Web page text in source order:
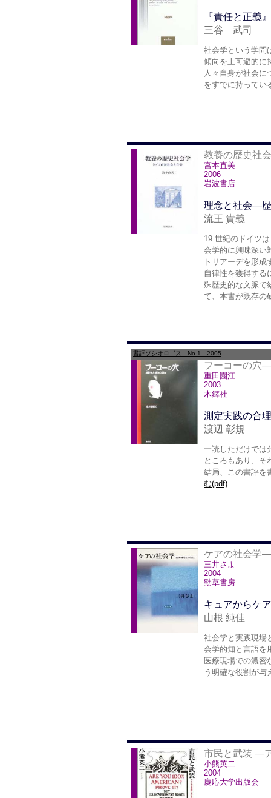
『責任と正
三谷 武司
社会学という学問
傾向を上可避的に
人々自身が社会に
をすでに持ってい
教養の歴史社
宮本直美
2006
岩波書店
理念と社会―
流王 貴義
19 世紀のドイツ
会学的に興味深い
トリアーデを形
自律性を獲得する
殊歴史的な文脈で
て、本書が既存の
書評ソシオロゴス No.1 2005
フーコーの穴
重田園江
2003
木鐸社
測定実践の合
渡辺 彰規
一読しただけでは
ところもあり、そ
結局、この書評を
む(pdf)
ケアの社会学
三井さよ
2004
勁草書房
キュアからケ
山根 純佳
社会学と実践現場
会学的知と言語を
医療現場での濃密
う明確な役割が与
市民と武装 ―
小熊英二
2004
慶応大学出版会